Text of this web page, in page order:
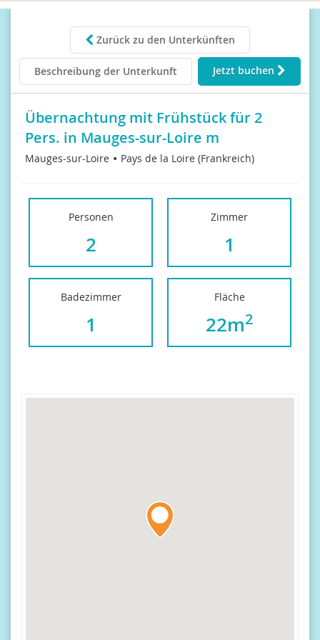
Zurück zu den Unterkünften
Beschreibung der Unterkunft Jetzt buchen
Übernachtung mit Frühstück für 2
Pers. in Mauges-sur-Loire m
Mauges-sur-Loire Pays de la Loire (Frankreich)
Personen
2
Zimmer
1
Badezimmer
1
Fläche
22m2